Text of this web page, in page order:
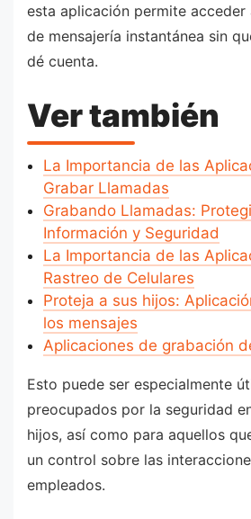
esta aplicación permite acceder
de mensajería instantánea sin
dé cuenta.
Ver también
La Importancia de las
Grabar Llamadas
Grabando Llamadas:
Información y Seguridad
La Importancia de las
Rastreo de Celulares
Proteja a sus hijos:
los mensajes
Aplicaciones de grabación
Esto puede ser especialmente
preocupados por la seguridad
hijos, así como para aquellos
un control sobre las
empleados.